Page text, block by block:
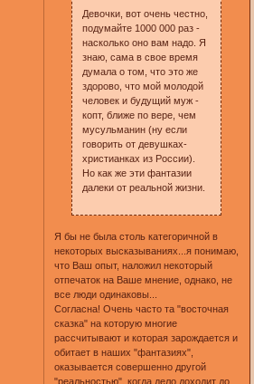
Девочки, вот очень честно,
подумайте 1000 000 раз -
насколько оно вам надо. Я
знаю, сама в свое время
думала о том, что это же
здорово, что мой молодой
человек и будущий муж -
копт, ближе по вере, чем
мусульманин (ну если
говорить от девушках-
христианках из России).
Но как же эти фантазии
далеки от реальной жизни.
Я бы не была столь категоричной в
некоторых высказываниях...я понимаю,
что Ваш опыт, наложил некоторый
отпечаток на Ваше мнение, однако, не
все люди одинаковы...
Согласна! Очень часто та "восточная
сказка" на которую многие
рассчитывают и которая зарождается и
обитает в наших "фантазиях",
оказывается совершенно другой
"реальностью", когда дело доходит до